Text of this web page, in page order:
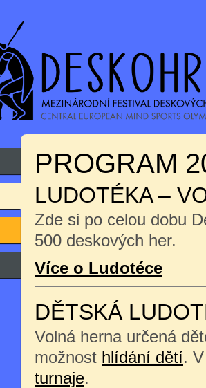
PROGRAM
LUDOTÉKA –
Zde si po celou dobu
500 deskových her.
Více o Ludotéce
DĚTSKÁ
Volná herna určená
možnost hlídání dětí.
turnaje.